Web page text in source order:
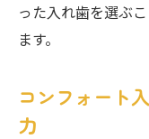
った入れ歯を選ぶ
ます。
コンフォート
力